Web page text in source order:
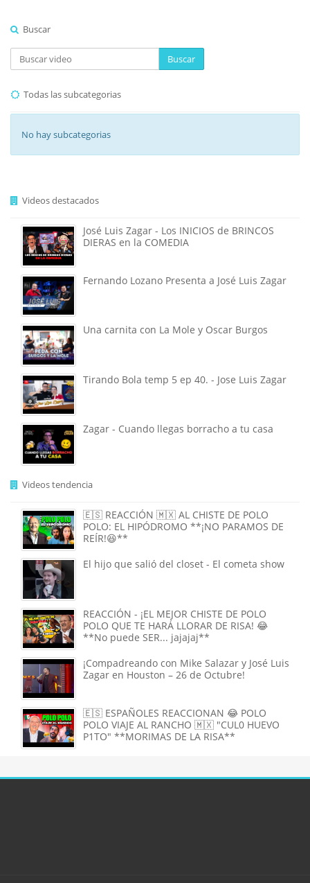
Buscar
Buscar
Todas las subcategorias
No hay subcategorias
Videos destacados
José Luis Zagar - Los INICIOS de BRINCOS
DIERAS en la COMEDIA
Fernando Lozano Presenta a José Luis Zagar
Una carnita con La Mole y Oscar Burgos
Tirando Bola temp 5 ep 40. - Jose Luis Zagar
Zagar - Cuando llegas borracho a tu casa
Videos tendencia
🇪🇸 REACCIÓN 🇲🇽 AL CHISTE DE POLO
POLO: EL HIPÓDROMO **¡NO PARAMOS DE
REÍR!😆**
El hijo que salió del closet - El cometa show
REACCIÓN - ¡EL MEJOR CHISTE DE POLO
POLO QUE TE HARÁ LLORAR DE RISA! 😂
**No puede SER... jajajaj**
¡Compadreando con Mike Salazar y José Luis
Zagar en Houston – 26 de Octubre!
🇪🇸 ESPAÑOLES REACCIONAN 😂 POLO
POLO VIAJE AL RANCHO 🇲🇽 "CUL0 HUEVO
P1TO" **MORIMAS DE LA RISA**